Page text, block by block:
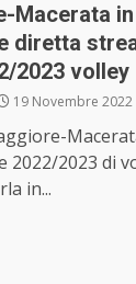
Macerata
diretta
2023 volley
19 Novembre 2022
2022/2023 di
in...